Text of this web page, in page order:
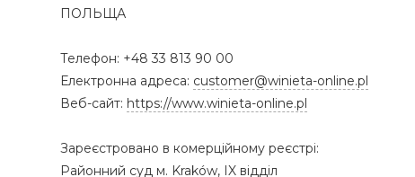
ПОЛЬЩА
Телефон: +48 33 813 90 00
Електронна адреса: customer@winieta-online.pl
Веб-сайт: https://www.winieta-online.pl
Зареєстровано в комерційному реєстрі:
Районний суд м. Kraków, IX відділ